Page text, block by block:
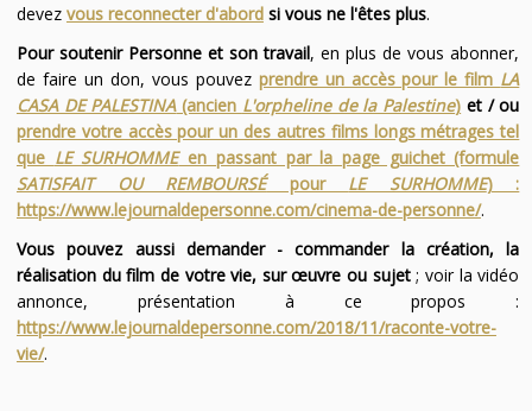
devez vous reconnecter d'abordsi vous ne l'êtes plus.
Pour soutenir Personne et son travail, en plus de vous abonner,
de faire un don, vous pouvez prendre un accès pour le film LA
CASA DE PALESTINA(ancien L'orpheline de la Palestine) et / ou
prendre votre accès pour un des autres films longs métrages tel
que LE SURHOMMEen passant par la page guichet (formule
SATISFAIT OU REMBOURSÉpour LE SURHOMME) :
https://www.lejournaldepersonne.com/cinema-de-personne/.
Vous pouvez aussi demander - commander la création, la
réalisation du film de votre vie, sur œuvre ou sujet; voir la vidéo
annonce, présentation à ce propos :
https://www.lejournaldepersonne.com/2018/11/raconte-votre-
vie/.